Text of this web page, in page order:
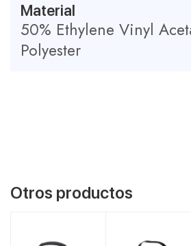
Material
50% Ethylene Vinyl
Polyester
Otros productos